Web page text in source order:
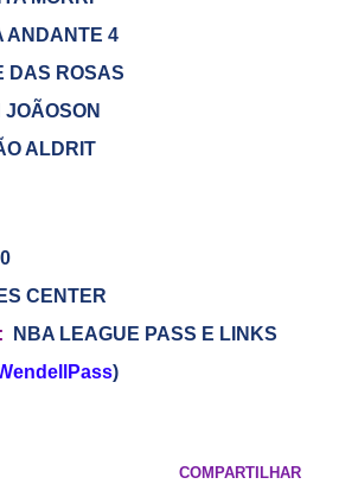
ANDANTE 4
DAS ROSAS
ALDRIT
CENTER
NBA LEAGUE PASS E LINKS
)
COMPARTILHAR